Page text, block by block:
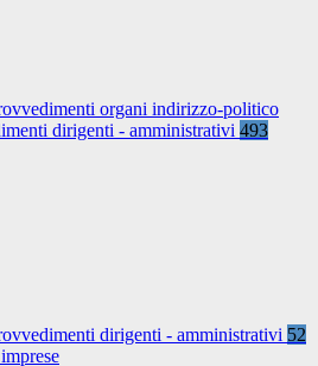
organi indirizzo-politico
dirigenti - amministrativi 493
dirigenti - amministrativi 52